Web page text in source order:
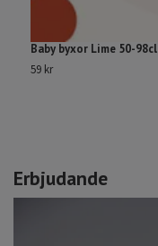
Erbjudande
Baby byxor Lime 50-98cl
59 kr